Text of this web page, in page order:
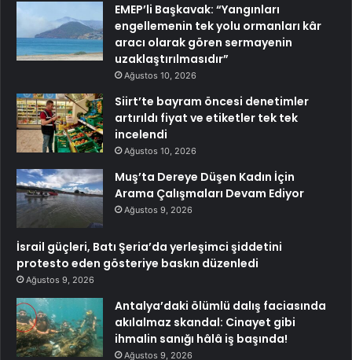
EMEP’li Başkavak: “Yangınları
engellemenin tek yolu ormanları kâr
aracı olarak gören sermayenin
uzaklaştırılmasıdır”
Ağustos 10, 2026
Siirt’te bayram öncesi denetimler
artırıldı fiyat ve etiketler tek tek
incelendi
Ağustos 10, 2026
Muş’ta Dereye Düşen Kadın İçin
Arama Çalışmaları Devam Ediyor
Ağustos 9, 2026
İsrail güçleri, Batı Şeria’da yerleşimci şiddetini
protesto eden gösteriye baskın düzenledi
Ağustos 9, 2026
Antalya’daki ölümlü dalış faciasında
akılalmaz skandal: Cinayet gibi
ihmalin sanığı hâlâ iş başında!
Ağustos 9, 2026